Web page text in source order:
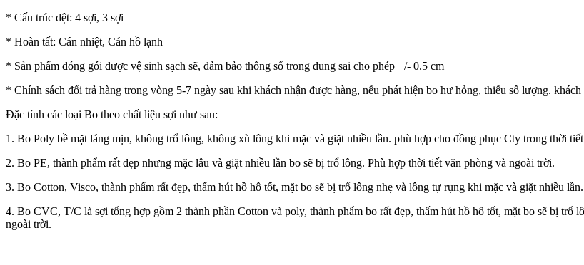
* Cấu trúc dệt: 4 sợi, 3 sợi
* Hoàn tất: Cán nhiệt, Cán hồ lạnh
* Sản phẩm đóng gói được vệ sinh sạch sẽ, đảm bảo thông số trong dung sai cho phép +/- 0.5 cm
* Chính sách đổi trả hàng trong vòng 5-7 ngày sau khi khách nhận được hàng, nếu phát hiện bo hư hỏng, thiếu số lượng.
Đặc tính các loại Bo theo chất liệu sợi như sau:
1. Bo Poly bề mặt láng mịn, không trổ lông, không xù lông khi mặc và giặt nhiều lần. phù hợp cho đồng phục Cty trong thời
2. Bo PE, thành phẩm rất đẹp nhưng mặc lâu và giặt nhiều lần bo sẽ bị trổ lông. Phù hợp thời tiết văn phòng và ngoài trời.
3. Bo Cotton, Visco, thành phẩm rất đẹp, thấm hút hồ hô tốt, mặt bo sẽ bị trổ lông nhẹ và lông tự rụng khi mặc và giặt nhiều
4. Bo CVC, T/C là sợi tổng hợp gồm 2 thành phần Cotton và poly, thành phẩm bo rất đẹp, thấm hút hồ hô tốt, mặt bo sẽ bị
ngoài trời.